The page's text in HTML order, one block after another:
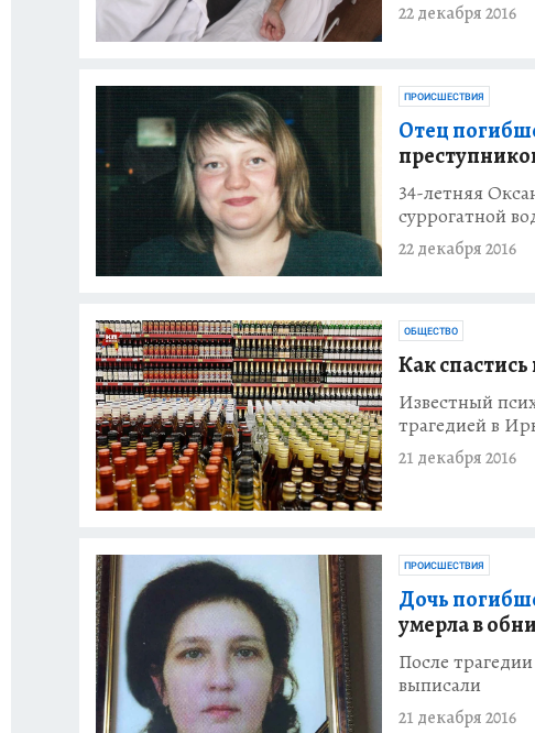
22 декабря 2016
ПРОИСШЕСТВИЯ
Отец
34-летняя
суррогатной
22 декабря 2016
ОБЩЕСТВО
Как
Известный
трагедией в
21 декабря 2016
ПРОИСШЕСТВИЯ
Дочь
умерла в
После
выписали
21 декабря 2016